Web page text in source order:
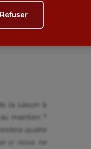
Refuser ils
face à ce
la saison à
maintien ?
quatre
si nous ne